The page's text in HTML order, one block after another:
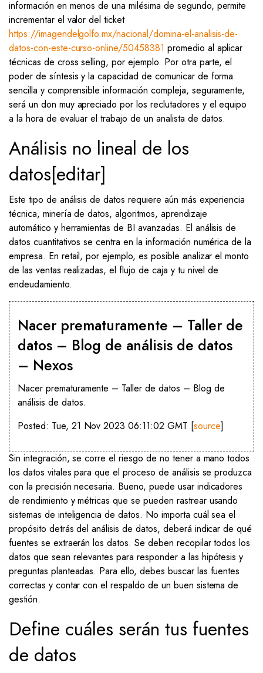
información en menos de una milésima de segundo, permite
incrementar el valor del ticket
https://imagendelgolfo.mx/nacional/domina-el-analisis-de-
datos-con-este-curso-online/50458381 promedio al aplicar
técnicas de cross selling, por ejemplo. Por otra parte, el
poder de síntesis y la capacidad de comunicar de forma
sencilla y comprensible información compleja, seguramente,
será un don muy apreciado por los reclutadores y el equipo
a la hora de evaluar el trabajo de un analista de datos.
Análisis no lineal de los
datos[editar]
Este tipo de análisis de datos requiere aún más experiencia
técnica, minería de datos, algoritmos, aprendizaje
automático y herramientas de BI avanzadas. El análisis de
datos cuantitativos se centra en la información numérica de la
empresa. En retail, por ejemplo, es posible analizar el monto
de las ventas realizadas, el flujo de caja y tu nivel de
endeudamiento.
Nacer prematuramente – Taller de
datos – Blog de análisis de datos
– Nexos
Nacer prematuramente – Taller de datos – Blog de
análisis de datos.
Posted: Tue, 21 Nov 2023 06:11:02 GMT [source]
Sin integración, se corre el riesgo de no tener a mano todos
los datos vitales para que el proceso de análisis se produzca
con la precisión necesaria. Bueno, puede usar indicadores
de rendimiento y métricas que se pueden rastrear usando
sistemas de inteligencia de datos. No importa cuál sea el
propósito detrás del análisis de datos, deberá indicar de qué
fuentes se extraerán los datos. Se deben recopilar todos los
datos que sean relevantes para responder a las hipótesis y
preguntas planteadas. Para ello, debes buscar las fuentes
correctas y contar con el respaldo de un buen sistema de
gestión.
Define cuáles serán tus fuentes
de datos